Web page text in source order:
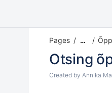
Pages …
Otsing
Created by Annika